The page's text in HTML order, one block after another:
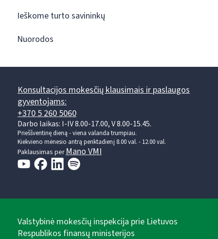
Ieškome turto savininkų
Nuorodos
Konsultacijos mokesčių klausimais ir paslaugos
gyventojams:
+370 5 260 5060
Darbo laikas: I-IV 8.00-17.00, V 8.00-15.45.
Prieššventinę dieną - viena valanda trumpiau.
Kiekvieno mėnesio antrą penktadienį 8.00 val. - 12.00 val.
Paklausimas perMano VMI
Valstybinė mokesčių inspekcija prie Lietuvos
Respublikos finansų ministerijos